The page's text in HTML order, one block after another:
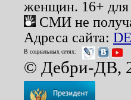
женщин. 16+ для
СМИ не
Адреса сайта:
В социальных сетях:
© Дебри-ДВ,